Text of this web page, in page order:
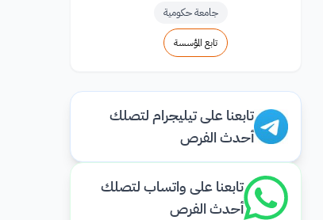
جامعة حكومية
تابع المؤسسة
تابعنا على تيليجرام لتصلك
أحدث الفرص
تابعنا على واتساب لتصلك
أحدث الفرص